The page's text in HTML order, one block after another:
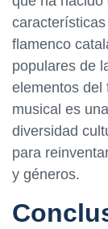
flamenco
populares de
elementos del
musical es
diversidad
para
y géneros.